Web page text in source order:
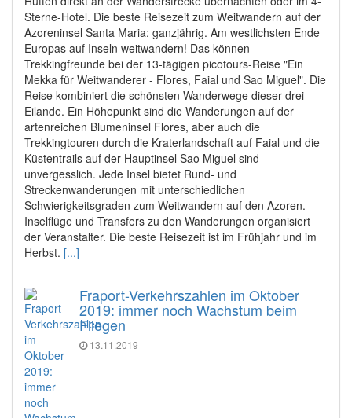
Sterne-Hotel. Die beste Reisezeit zum Weitwandern auf der
Azoreninsel Santa Maria: ganzjährig. Am westlichsten Ende
Europas auf Inseln weitwandern! Das können
Trekkingfreunde bei der 13-tägigen picotours-Reise "Ein
Mekka für Weitwanderer - Flores, Faial und Sao Miguel". Die
Reise kombiniert die schönsten Wanderwege dieser drei
Eilande. Ein Höhepunkt sind die Wanderungen auf der
artenreichen Blumeninsel Flores, aber auch die
Trekkingtouren durch die Kraterlandschaft auf Faial und die
Küstentrails auf der Hauptinsel Sao Miguel sind
unvergesslich. Jede Insel bietet Rund- und
Streckenwanderungen mit unterschiedlichen
Schwierigkeitsgraden zum Weitwandern auf den Azoren.
Inselflüge und Transfers zu den Wanderungen organisiert
der Veranstalter. Die beste Reisezeit ist im Frühjahr und im
Herbst. [...]
Fraport-Verkehrszahlen im Oktober
2019: immer noch Wachstum beim
Fliegen
13.11.2019